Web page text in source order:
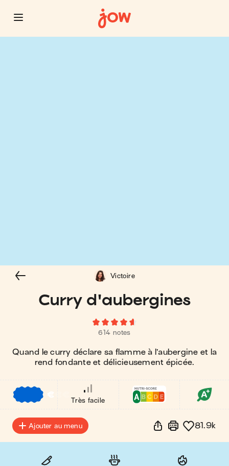
Curry d'aubergines
614 notes
Quand le curry déclare sa flamme à l’aubergine et la
rend fondante et délicieusement épicée.
Victoire
€
Très facile
Ajouter au menu 81.9k